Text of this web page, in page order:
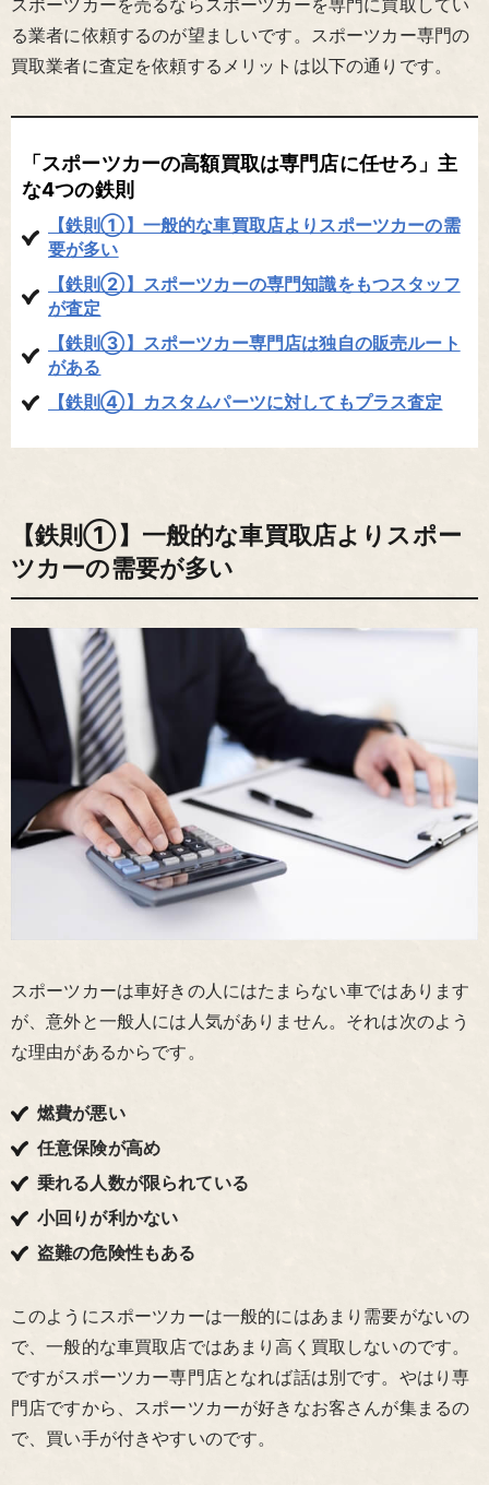
る業者に依頼するのが望ましいです。スポーツカー専門の
買取業者に査定を依頼するメリットは以下の通りです。
「スポーツカーの高額買取は専門店に任せろ」主
な4つの鉄則
【鉄則①】一般的な車買取店よりスポーツカーの需
要が多い
【鉄則②】スポーツカーの専門知識をもつスタッフ
が査定
【鉄則③】スポーツカー専門店は独自の販売ルート
がある
【鉄則④】カスタムパーツに対してもプラス査定
【鉄則①】一般的な車買取店よりスポー
ツカーの需要が多い
スポーツカーは車好きの人にはたまらない車ではあります
が、意外と一般人には人気がありません。それは次のよう
な理由があるからです。
燃費が悪い
任意保険が高め
乗れる人数が限られている
小回りが利かない
盗難の危険性もある
このようにスポーツカーは一般的にはあまり需要がないの
で、一般的な車買取店ではあまり高く買取しないのです。
ですがスポーツカー専門店となれば話は別です。やはり専
門店ですから、スポーツカーが好きなお客さんが集まるの
で、買い手が付きやすいのです。